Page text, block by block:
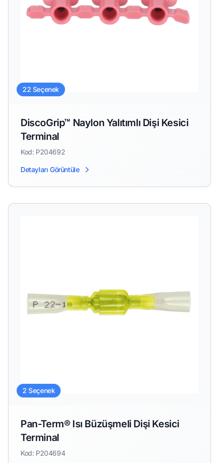
22 Seçenek
DiscoGrip™ Naylon Yalıtımlı Dişi Kesici
Terminal
Kod: P204692
Detayları Görüntüle
2 Seçenek
Pan-Term® Isı Büzüşmeli Dişi Kesici
Terminal
Kod: P204694